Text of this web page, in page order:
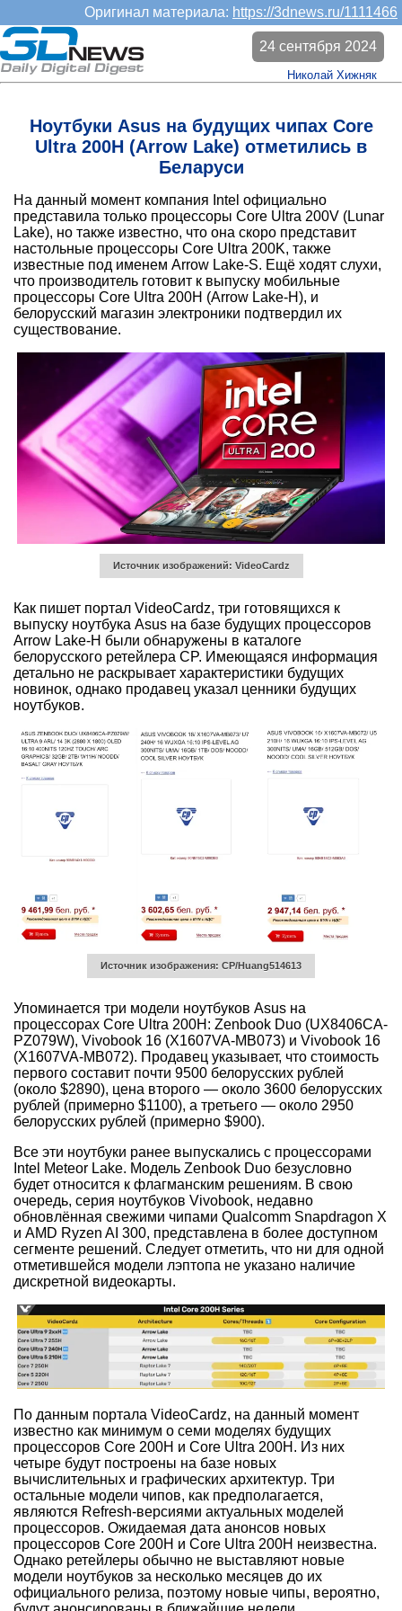
Оригинал материала: https://3dnews.ru/1111466
Ноутбуки Asus на будущих чипах Core
Ultra 200H (Arrow Lake) отметились в
Беларуси
24 сентября 2024
Николай Хижняк
На данный момент компания Intel официально
представила только процессоры Core Ultra 200V (Lunar
Lake), но также известно, что она скоро представит
настольные процессоры Core Ultra 200K, также
известные под именем Arrow Lake-S. Ещё ходят слухи,
что производитель готовит к выпуску мобильные
процессоры Core Ultra 200H (Arrow Lake-H), и
белорусский магазин электроники подтвердил их
существование.
Источник изображений: VideoCardz
Как пишет портал VideoCardz, три готовящихся к
выпуску ноутбука Asus на базе будущих процессоров
Arrow Lake-H были обнаружены в каталоге
белорусского ретейлера CP. Имеющаяся информация
детально не раскрывает характеристики будущих
новинок, однако продавец указал ценники будущих
ноутбуков.
Источник изображения: CP/Huang514613
Упоминается три модели ноутбуков Asus на
процессорах Core Ultra 200H : Zenbook Duo (UX8406CA-
PZ079W), Vivobook 16 (X1607VA-MB073) и Vivobook 16
(X1607VA-MB072). Продавец указывает, что стоимость
первого составит почти 9500 белорусских рублей
(около $2890), цена второго — около 3600 белорусских
рублей (примерно $1100), а третьего — около 2950
белорусских рублей (примерно $900).
Все эти ноутбуки ранее выпускались с процессорами
Intel Meteor Lake. Модель Zenbook Duo безусловно
будет относится к флагманским решениям. В свою
очередь, серия ноутбуков Vivobook, недавно
обновлённая свежими чипами Qualcomm Snapdragon X
и AMD Ryzen AI 300, представлена в более доступном
сегменте решений. Следует отметить, что ни для одной
отметившейся модели лэптопа не указано наличие
дискретной видеокарты.
По данным портала VideoCardz, на данный момент
известно как минимум о семи моделях будущих
процессоров Core 200H и Core Ultra 200H. Из них
четыре будут построены на базе новых
вычислительных и графических архитектур. Три
остальные модели чипов, как предполагается,
являются Refresh-версиями актуальных моделей
процессоров. Ожидаемая дата анонсов новых
процессоров Core 200H и Core Ultra 200H неизвестна.
Однако ретейлеры обычно не выставляют новые
модели ноутбуков за несколько месяцев до их
официального релиза, поэтому новые чипы, вероятно,